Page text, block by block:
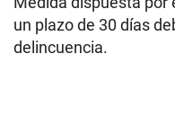
un plazo de 30 días
delincuencia.